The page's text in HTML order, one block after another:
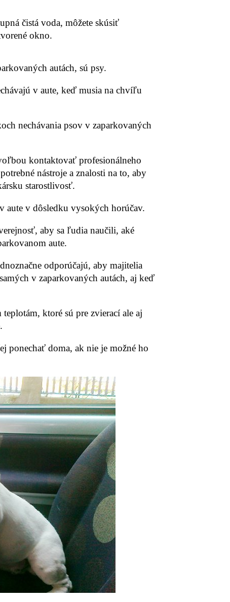
čistá voda, môžete skúsiť
okno.
autách, sú psy.
v aute, keď musia na chvíľu
nechávania psov v zaparkovaných
kontaktovať profesionálneho
nástroje a znalosti na to, aby
starostlivosť.
aute v dôsledku vysokých horúčav.
aby sa ľudia naučili, aké
aute.
odporúčajú, aby majitelia
v zaparkovaných autách, aj keď
ktoré sú pre zvierací ale aj
ponechať doma, ak nie je možné ho